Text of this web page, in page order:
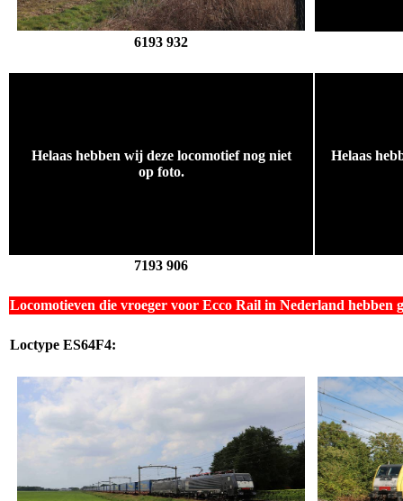
6193 932
Helaas hebben wij deze locomotief nog niet
op foto.
Helaas
7193 906
Locomotieven die vroeger voor Ecco Rail in Nederland hebben
Loctype ES64F4: